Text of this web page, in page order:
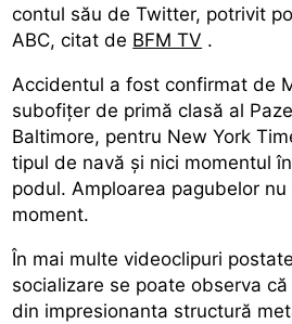
contul său de Twitter, potrivit
ABC, citat de BFM TV .
Accidentul a fost confirmat de
subofițer de primă clasă al
Baltimore, pentru New York
tipul de navă și nici momentul
podul. Amploarea pagubelor
moment.
În mai multe videoclipuri
socializare se poate observa
din impresionanta structură